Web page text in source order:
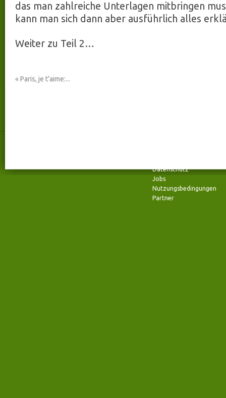
das man zahlreiche Unterlagen mitbringen
kann man sich dann aber ausführlich alles
Weiter zu Teil 2…
« Paris, je t’aime:...
Datenschutz
Jobs
Nutzungsbedingungen
Partner